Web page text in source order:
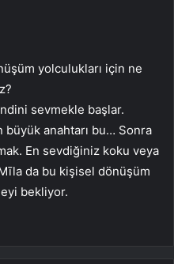
yolculukları için ne
sevmekle başlar.
anahtarı bu… Sonra
En sevdiğiniz koku veya
da bu kişisel dönüşüm
bekliyor.